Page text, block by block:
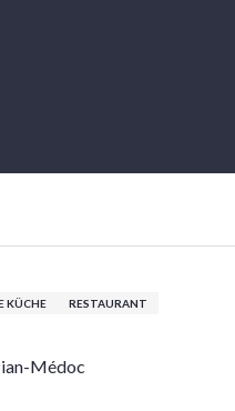
KÜCHE
RESTAURANT
Médoc